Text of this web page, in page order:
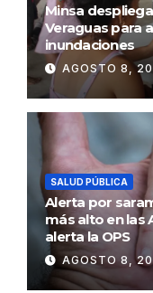
Minsa
Veraguas para
inundaciones
AGOSTO 8,
SALUD PÚBLICA
Alerta por
más alto en las
alerta la OPS
AGOSTO 8,